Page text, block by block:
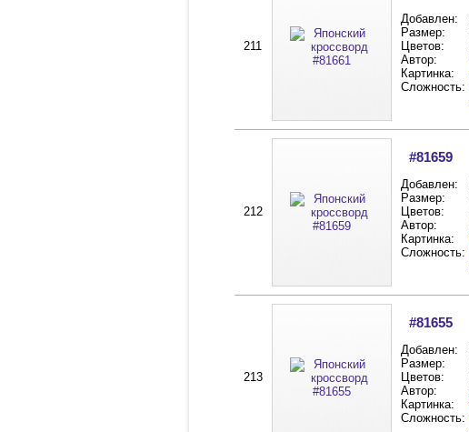
211
Добавлен:
Размер:
Цветов:
Автор:
Картинка:
Сложность:
212
#81659
Добавлен:
Размер:
Цветов:
Автор:
Картинка:
Сложность:
213
#81655
Добавлен:
Размер:
Цветов:
Автор:
Картинка:
Сложность: